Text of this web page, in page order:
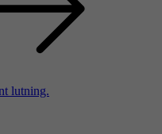
lutning.